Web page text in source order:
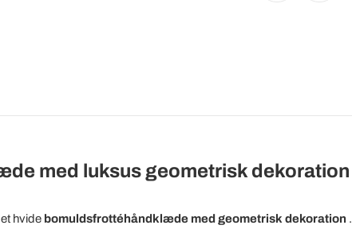
med luksus geometrisk dekoration
hvide bomuldsfrottéhåndklæde med geometrisk dekoration .